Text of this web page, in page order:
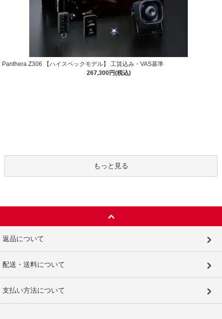
Panthera Z306 【ハイスペックモデル】 工賃込み・VAS基準
267,300円(税込)
もっと見る
返品について
配送・送料について
支払い方法について